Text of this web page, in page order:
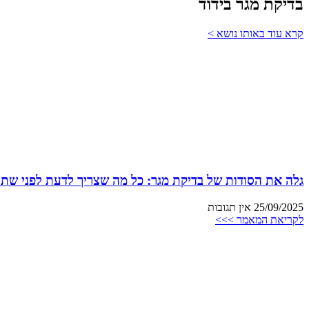
בדיקת מגר בידוד
קרא עוד באותו נושא >
גלה את הסודות של בדיקת מגר: כל מה שצריך לדעת לפני
25/09/2025 אין תגובות
לקריאת המאמר >>>